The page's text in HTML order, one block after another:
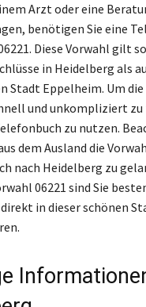
Arzt oder eine
benötigen Sie eine
Diese Vorwahl gilt
in Heidelberg als
Stadt Eppelheim. Um
und unkompliziert
zu nutzen.
dem Ausland die
nach Heidelberg zu
06221 sind Sie
in dieser schönen